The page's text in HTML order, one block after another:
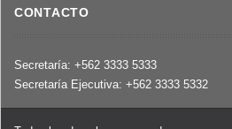
CONTACTO
Secretaría: +562 3333 5333
Secretaría Ejecutiva: +562 3333 5332